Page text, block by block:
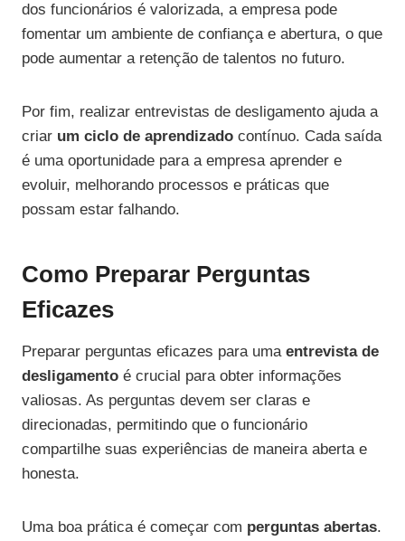
dos funcionários é valorizada, a empresa pode
fomentar um ambiente de confiança e abertura, o que
pode aumentar a retenção de talentos no futuro.
Por fim, realizar entrevistas de desligamento ajuda a
criar um ciclo de aprendizado contínuo. Cada saída
é uma oportunidade para a empresa aprender e
evoluir, melhorando processos e práticas que
possam estar falhando.
Como Preparar Perguntas
Eficazes
Preparar perguntas eficazes para uma entrevista de
desligamento é crucial para obter informações
valiosas. As perguntas devem ser claras e
direcionadas, permitindo que o funcionário
compartilhe suas experiências de maneira aberta e
honesta.
Uma boa prática é começar com perguntas abertas.